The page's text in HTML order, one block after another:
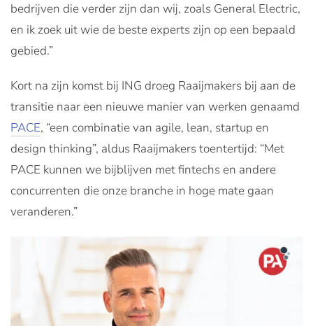
bedrijven die verder zijn dan wij, zoals General Electric,
en ik zoek uit wie de beste experts zijn op een bepaald
gebied.”
Kort na zijn komst bij ING droeg Raaijmakers bij aan de
transitie naar een nieuwe manier van werken genaamd
PACE, “een combinatie van agile, lean, startup en
design thinking”, aldus Raaijmakers toentertijd: “Met
PACE kunnen we bijblijven met fintechs en andere
concurrenten die onze branche in hoge mate gaan
veranderen.”